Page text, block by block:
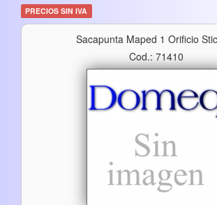
PRECIOS SIN IVA
Sacapunta Maped 1 Orificio
Cod.: 71410